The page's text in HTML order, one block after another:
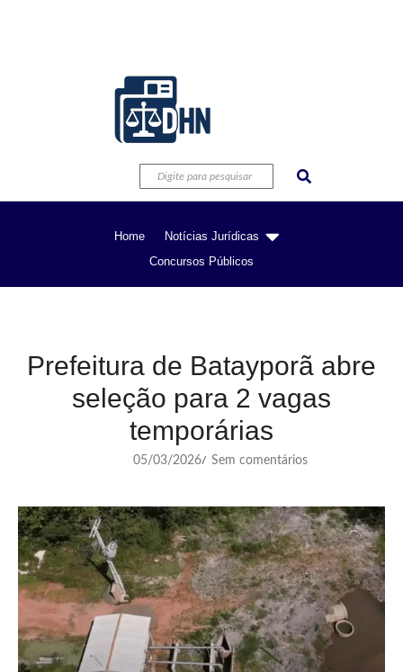
Home
Notícias Jurídicas
Concursos Públicos
Prefeitura de Batayporã abre
seleção para 2 vagas
temporárias
05/03/2026/ Sem comentários